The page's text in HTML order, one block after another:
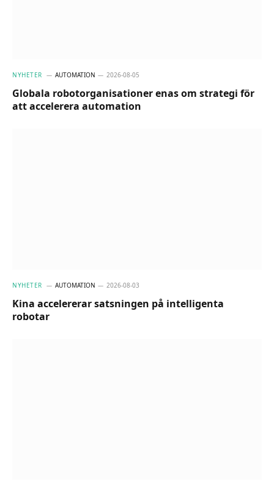
NYHETER AUTOMATION 2026-08-05
Globala robotorganisationer enas om strategi för
att accelerera automation
NYHETER AUTOMATION 2026-08-03
Kina accelererar satsningen på intelligenta
robotar